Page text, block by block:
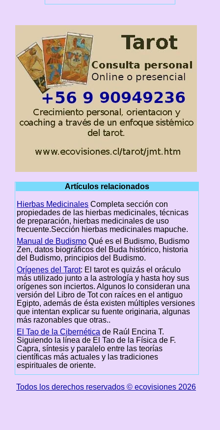
Artículos relacionados
Hierbas Medicinales Completa sección con
propiedades de las hierbas medicinales, técnicas
de preparación, hierbas medicinales de uso
frecuente.Sección hierbas medicinales mapuche.
Manual de Budismo Qué es el Budismo, Budismo
Zen, datos biográficos del Buda histórico, historia
del Budismo, principios del Budismo.
Orígenes del Tarot: El tarot es quizás el oráculo
más utilizado junto a la astrología y hasta hoy sus
orígenes son inciertos. Algunos lo consideran una
versión del Libro de Tot con raíces en el antiguo
Egipto, además de ésta existen múltiples versiones
que intentan explicar su fuente originaria, algunas
más razonables que otras..
El Tao de la Cibernética de Raúl Encina T.
Siguiendo la línea de El Tao de la Física de F.
Capra, síntesis y paralelo entre las teorías
científicas más actuales y las tradiciones
espirituales de oriente.
Todos los derechos reservados © ecovisiones 2026